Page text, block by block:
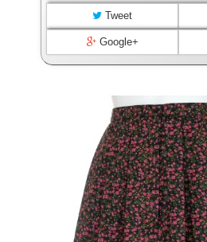
Tweet
Google+